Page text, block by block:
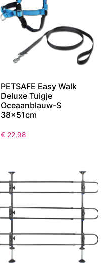
PETSAFE Easy Walk
Deluxe Tuigje
Oceaanblauw-S
38x51cm
€ 22,98